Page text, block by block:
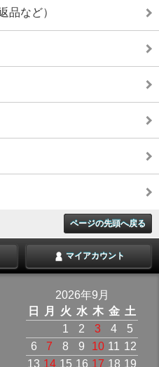
品など）
ページの先頭へ戻る
マイアカウント
2026年9月
日
月 火 水 木 金 土
1
2 3 4
5
6
7 8 9 10 11 12
13 14 15 16 17 18 19